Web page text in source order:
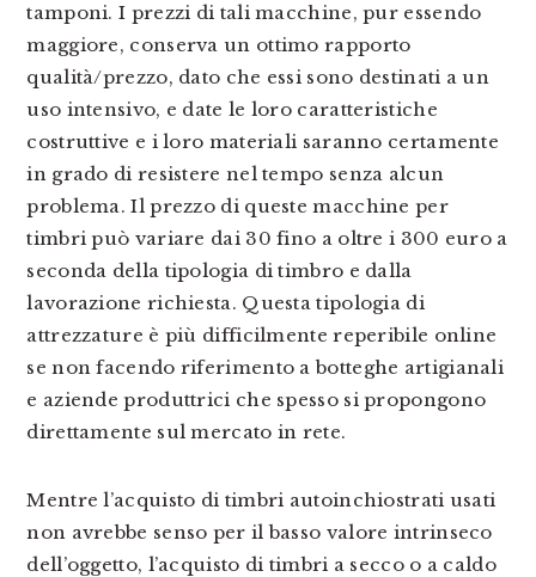
tamponi. I prezzi di tali macchine, pur essendo
maggiore, conserva un ottimo rapporto
qualità/prezzo, dato che essi sono destinati a un
uso intensivo, e date le loro caratteristiche
costruttive e i loro materiali saranno certamente
in grado di resistere nel tempo senza alcun
problema. Il prezzo di queste macchine per
timbri può variare dai 30 fino a oltre i 300 euro a
seconda della tipologia di timbro e dalla
lavorazione richiesta. Questa tipologia di
attrezzature è più difficilmente reperibile online
se non facendo riferimento a botteghe artigianali
e aziende produttrici che spesso si propongono
direttamente sul mercato in rete.
Mentre l’acquisto di timbri autoinchiostrati usati
non avrebbe senso per il basso valore intrinseco
dell’oggetto, l’acquisto di timbri a secco o a caldo